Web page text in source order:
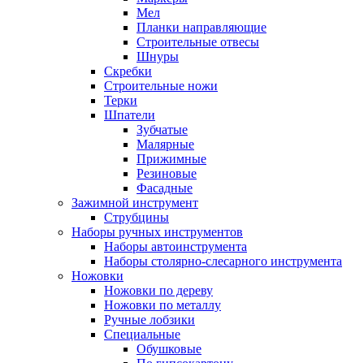
Мел
Планки направляющие
Строительные отвесы
Шнуры
Скребки
Строительные ножи
Терки
Шпатели
Зубчатые
Малярные
Прижимные
Резиновые
Фасадные
Зажимной инструмент
Струбцины
Наборы ручных инструментов
Наборы автоинструмента
Наборы столярно-слесарного инструмента
Ножовки
Ножовки по дереву
Ножовки по металлу
Ручные лобзики
Специальные
Обушковые